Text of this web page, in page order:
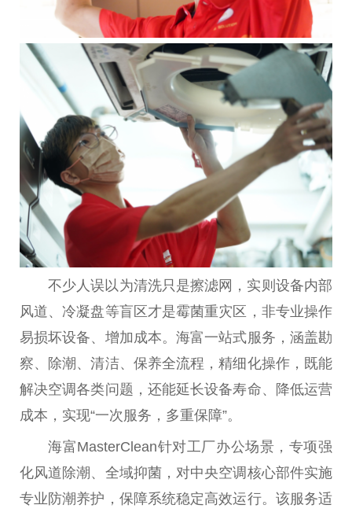
不少人误以为清洗只是擦滤网，实则设备内部
风道、冷凝盘等盲区才是霉菌重灾区，非专业操作
易损坏设备、增加成本。海富一站式服务，涵盖勘
察、除潮、清洁、保养全流程，精细化操作，既能
解决空调各类问题，还能延长设备寿命、降低运营
成本，实现“一次服务，多重保障”。
海富MasterClean针对工厂办公场景，专项强
化风道除潮、全域抑菌，对中央空调核心部件实施
专业防潮养护，保障系统稳定高效运行。该服务适